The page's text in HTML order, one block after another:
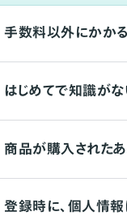
手数料以外にかか
はじめてで知識がな
商品が購入された
登録時に、個人情